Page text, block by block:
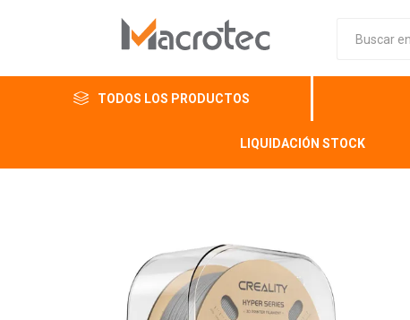
TODOS LOS PRODUCTOS
LIQUIDACIÓN STOCK